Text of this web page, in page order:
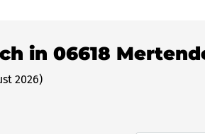
in 06618
2026)